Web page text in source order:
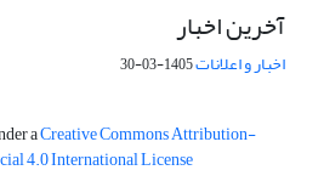
آخرین اخبار
اخبار و اعلانات1405-03-30
aCreative Commons Attribution-
4.0 International License